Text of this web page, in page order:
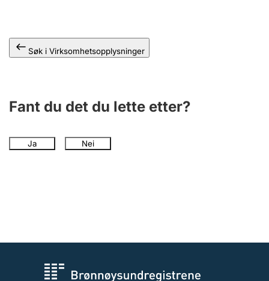
Søk i Virksomhetsopplysninger
Fant du det du lette etter?
Ja Nei